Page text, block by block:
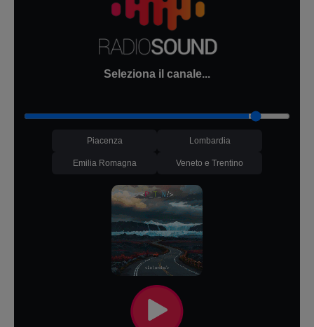
Seleziona il canale...
Piacenza Lombardia
Emilia Romagna Veneto e Trentino